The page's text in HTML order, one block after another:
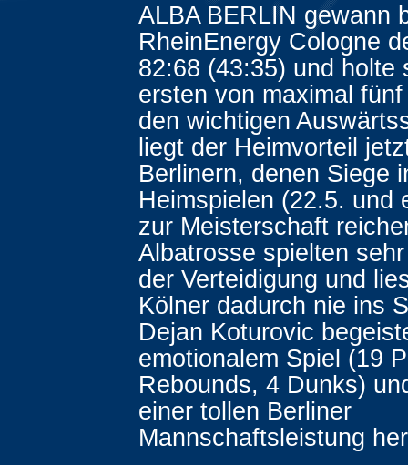
ALBA BERLIN gewann
RheinEnergy Cologne
82:68 (43:35) und holte
ersten von maximal
den wichtigen
liegt der Heimvorteil
Berlinern, denen Siege
Heimspielen (22.5. und
zur Meisterschaft
Albatrosse spielten
der Verteidigung und
Kölner dadurch nie ins
Dejan Koturovic
emotionalem Spiel (19
Rebounds, 4 Dunks)
einer tollen Berliner
Mannschaftsleistung